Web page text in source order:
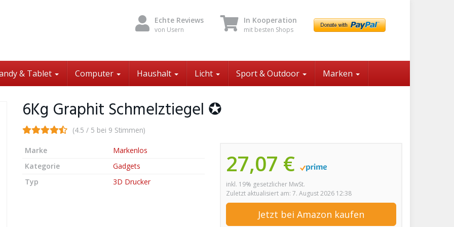
Echte Reviews
von Usern
In Kooperation
mit besten Shops
& Tablet Computer Haushalt Licht Sport & Outdoor Marken
6Kg Graphit Schmelztiegel ✪
(4.5 / 5 bei 9 Stimmen)
27,07 €
inkl. 19% gesetzlicher MwSt.
Zuletzt aktualisiert am: 7. August 2026 12:38
Jetzt bei Amazon kaufen
Marke
Markenlos
Kategorie
Gadgets
Typ
3D Drucker